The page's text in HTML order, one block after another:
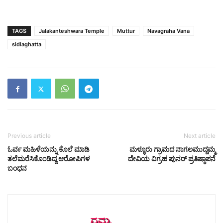
TAGS Jalakanteshwara Temple Muttur
Navagraha Vana
sidlaghatta
Previous article
ಓರ್ವ ಮಹಿಳೆಯನ್ನು ಕೊಲೆ ಮಾಡಿ
ತಲೆಮರೆಸಿಕೊಂಡಿದ್ದ ಆರೋಪಿಗಳ
ಬಂಧನ
Next article
ಮಳ್ಳೂರು ಗ್ರಾಮದ ನಾಗಲಮುದ್ದಮ್ಮ
ದೇವಿಯ ವಿಗ್ರಹ ಪುನರ್ ಪ್ರತಿಷ್ಠಾಪನೆ